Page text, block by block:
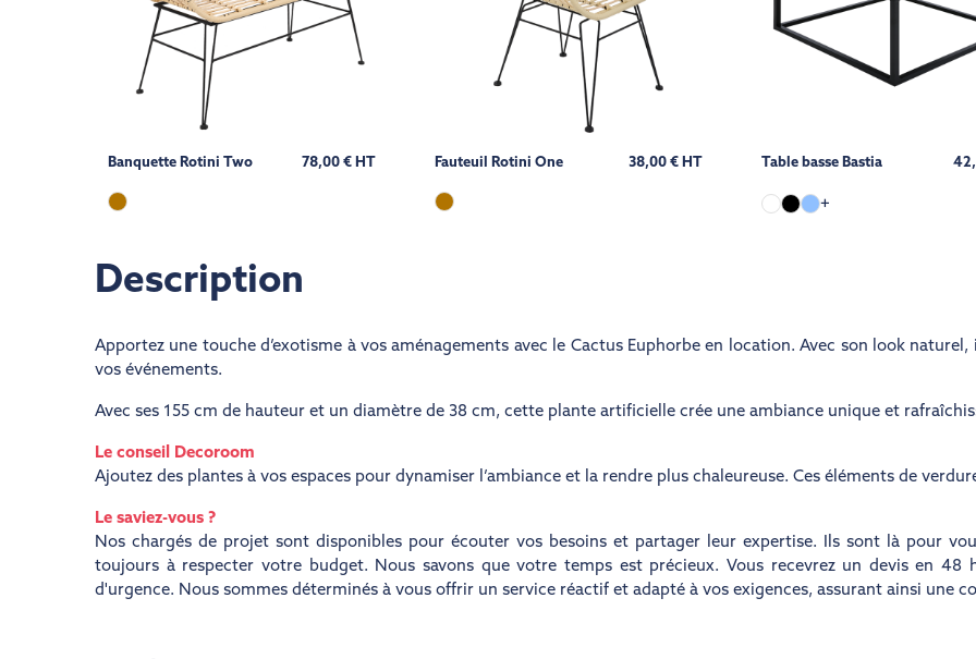
Banquette Rotini Two 78,00 € HT Fauteuil Rotini One 38,00 € HT Table basse Bastia
+
Description
Apportez une touche d’exotisme à vos aménagements avec le Cactus Euphorbe en location. Avec son look
vos événements.
Avec ses 155 cm de hauteur et un diamètre de 38 cm, cette plante artificielle crée une ambiance unique et
Le conseil Decoroom
Ajoutez des plantes à vos espaces pour dynamiser l’ambiance et la rendre plus chaleureuse. Ces éléments de
Le saviez-vous ?
Nos chargés de projet sont disponibles pour écouter vos besoins et partager leur expertise. Ils sont là pour
toujours à respecter votre budget. Nous savons que votre temps est précieux. Vous recevrez un devis en 48
d'urgence. Nous sommes déterminés à vous offrir un service réactif et adapté à vos exigences, assurant ainsi une